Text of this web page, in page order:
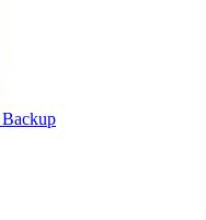
Backup